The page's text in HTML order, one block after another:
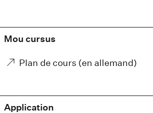
Mou cursus
Plan de cours (en allemand)
Application